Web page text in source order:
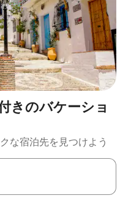
きのバケーショ
な宿泊先を見つけよう
矢印キーを使って移動するか